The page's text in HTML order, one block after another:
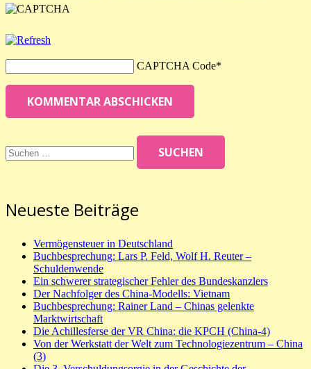
CAPTCHA Code*
KOMMENTAR ABSCHICKEN
nach:
Neueste Beiträge
Vermögensteuer in Deutschland
Buchbesprechung: Lars P. Feld, Wolf H. Reuter –
Schuldenwende
Ein schwerer strategischer Fehler des Bundeskanzlers
Der Nachfolger des China-Modells: Vietnam
Buchbesprechung: Rainer Land – Chinas gelenkte
Marktwirtschaft
Die Achillesferse der VR China: die KPCH (China-4)
Von der Werkstatt der Welt zum Technologiezentrum – China
(3)